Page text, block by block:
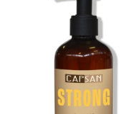
Dettagli